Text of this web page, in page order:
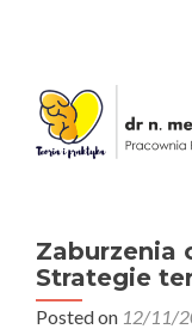
Zaburzenia
Strategie
Posted on 12/11/